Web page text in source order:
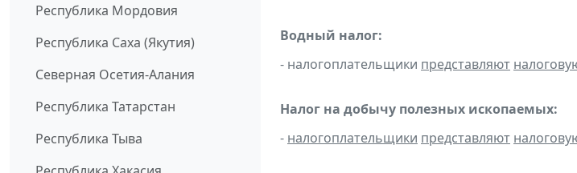
Республика Мордовия
Республика Саха (Якутия)
Северная Осетия-Алания
Республика Татарстан
Республика Тыва
Водный налог:
- налогоплательщики представляют
Налог на добычу полезных ископаемых:
- налогоплательщики представляют